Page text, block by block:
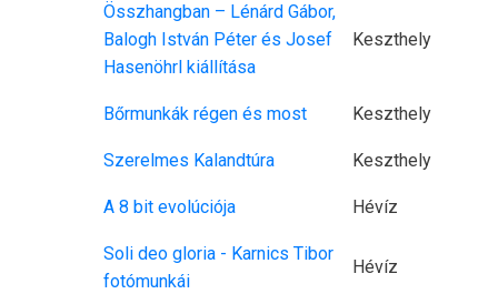
Összhangban – Lénárd Gábor,
Balogh István Péter és Josef
Hasenöhrl kiállítása
Keszthely
Bőrmunkák régen és most Keszthely
Szerelmes Kalandtúra Keszthely
A 8 bit evolúciója Hévíz
Soli deo gloria - Karnics Tibor
fotómunkái
Hévíz